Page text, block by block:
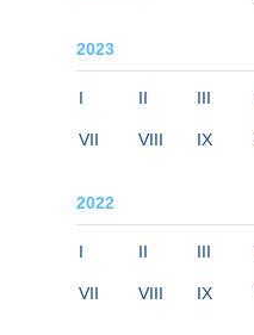
2023
I II III
VII VIII IX
2022
I II III
VII VIII IX